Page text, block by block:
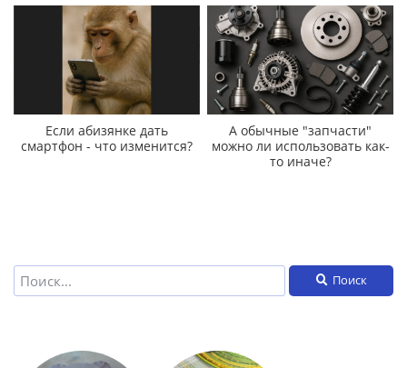
Если абизянке дать
смартфон - что изменится?
А обычные "запчасти"
можно ли использовать как-
то иначе?
Поиск